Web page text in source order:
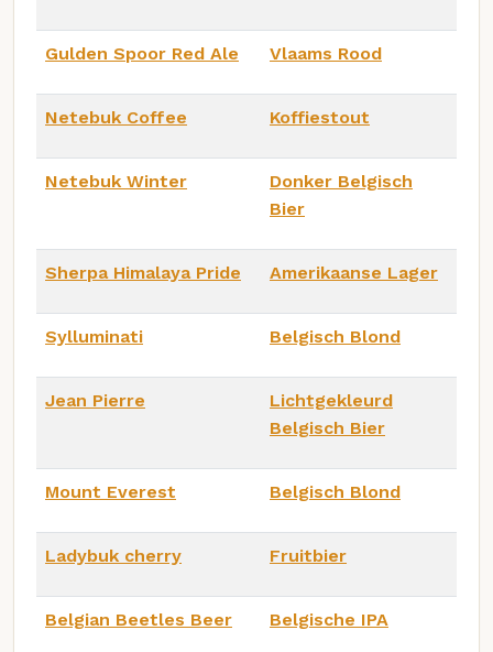
Gulden Spoor Red Ale Vlaams Rood
Netebuk Coffee Koffiestout
Netebuk Winter
Donker Belgisch
Bier
Sherpa Himalaya Pride Amerikaanse Lager
Sylluminati Belgisch Blond
Jean Pierre
Lichtgekleurd
Belgisch Bier
Mount Everest Belgisch Blond
Ladybuk cherry Fruitbier
Belgian Beetles Beer Belgische IPA